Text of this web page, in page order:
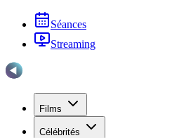
Séances
Streaming
Films
Célébrités